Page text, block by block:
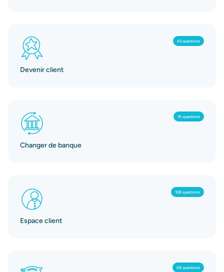
43 questions
Devenir client
19 questions
Changer de banque
108 questions
Espace client
68 questions